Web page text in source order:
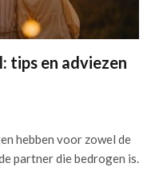
tips en adviezen
hebben voor zowel de
partner die bedrogen is.